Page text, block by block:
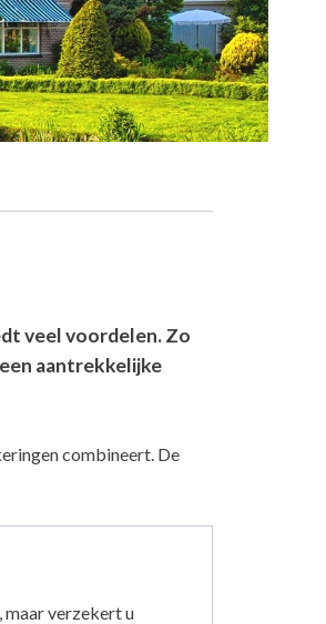
veel voordelen. Zo
aantrekkelijke
combineert. De
maar verzekert u